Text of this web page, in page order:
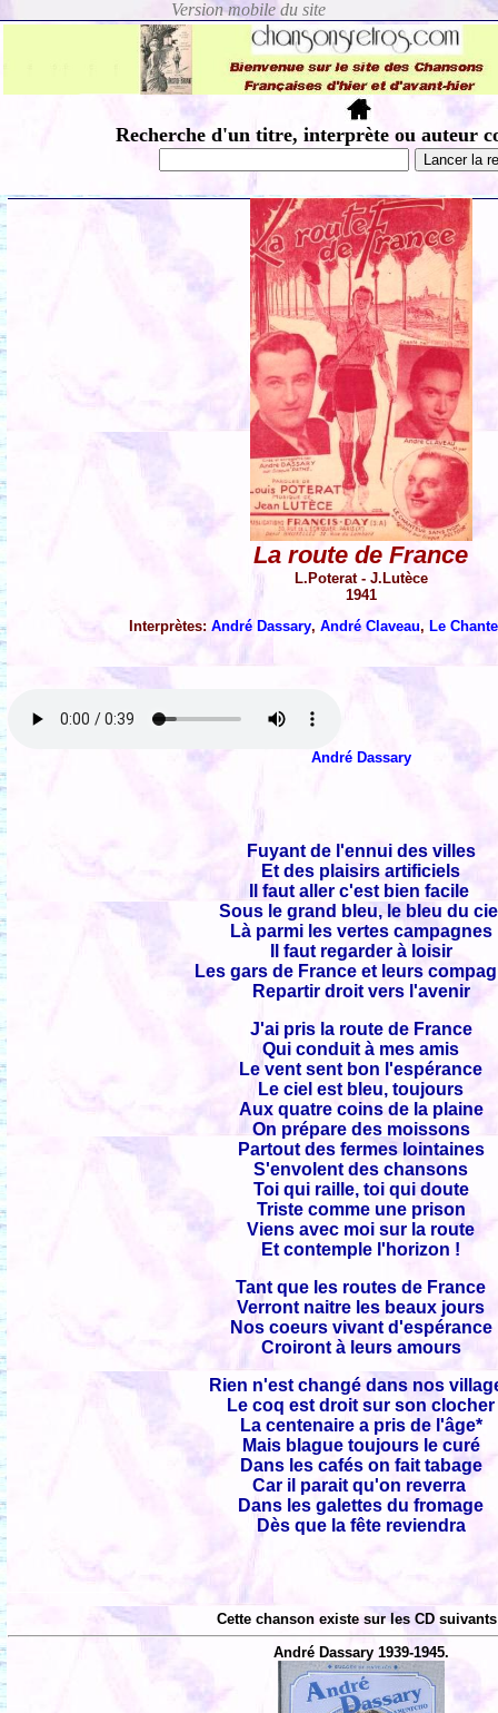
Recherche d'un titre, interprète ou auteur
La route de France
L.Poterat - J.Lutèce
1941
Interprètes:André Dassary,André Claveau, Le
André Dassary
Fuyant de l'ennui des villes
Et des plaisirs artificiels
Il faut aller c'est bien facile
Sous le grand bleu, le bleu du
Là parmi les vertes campagnes
Il faut regarder à loisir
Les gars de France et leurs
Repartir droit vers l'avenir
J'ai pris la route de France
Qui conduit à mes amis
Le vent sent bon l'espérance
Le ciel est bleu, toujours
Aux quatre coins de la plaine
On prépare des moissons
Partout des fermes lointaines
S'envolent des chansons
Toi qui raille, toi qui doute
Triste comme une prison
Viens avec moi sur la route
Et contemple l'horizon !
Tant que les routes de France
Verront naitre les beaux jours
Nos coeurs vivant d'espérance
Croiront à leurs amours
Rien n'est changé dans nos
Le coq est droit sur son clocher
La centenaire a pris de l'âge*
Mais blague toujours le curé
Dans les cafés on fait tabage
Car il parait qu'on reverra
Dans les galettes du fromage
Dès que la fête reviendra
Cette chanson existe sur les CD
André Dassary 1939-1945.